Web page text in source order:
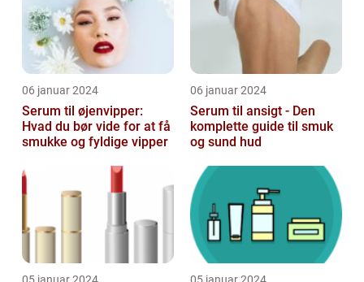
06 januar 2024
Serum til øjenvipper:
Hvad du bør vide for at få
smukke og fyldige vipper
06 januar 2024
Serum til ansigt - Den
komplette guide til smuk
og sund hud
05 januar 2024 05 januar 2024